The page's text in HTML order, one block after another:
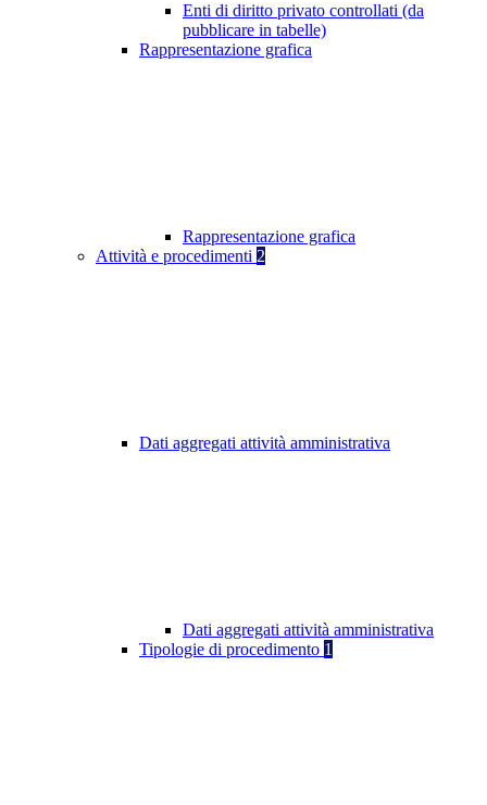
Enti di diritto privato controllati (da
pubblicare in tabelle)
Rappresentazione grafica
Rappresentazione grafica
Attività e procedimenti 2
Dati aggregati attività amministrativa
Dati aggregati attività amministrativa
Tipologie di procedimento 1